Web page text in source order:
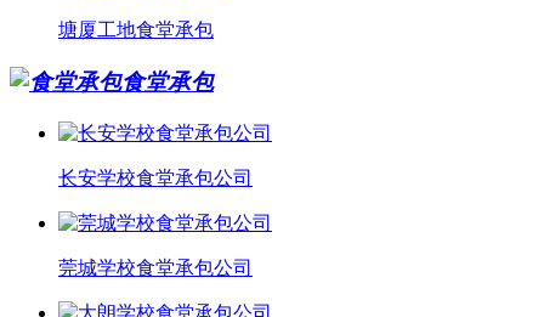
塘厦工地食堂承包
食堂承包
长安学校食堂承包公司
莞城学校食堂承包公司